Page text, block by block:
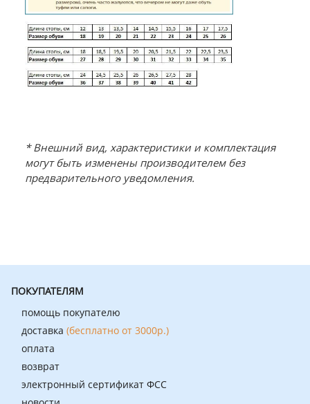
* Внешний вид, характеристики и комплектация
могут быть изменены производителем без
предварительного уведомления.
ПОКУПАТЕЛЯМ
помощь покупателю
доставка (бесплатно от 3000р.)
оплата
возврат
электронный сертификат ФСС